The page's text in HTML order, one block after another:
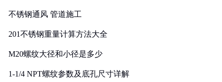
不锈钢通风 管道施工
201不锈钢重量计算方法大全
M20螺纹大径和小径是多少
1-1/4 NPT螺纹参数及底孔尺寸详解